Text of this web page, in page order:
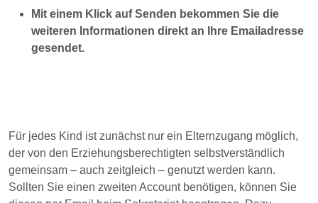
Mit einem Klick auf Senden bekommen Sie die
weiteren Informationen direkt an Ihre Emailadresse
gesendet.
Für jedes Kind ist zunächst nur ein Elternzugang möglich,
der von den Erziehungsberechtigten selbstverständlich
gemeinsam – auch zeitgleich – genutzt werden kann.
Sollten Sie einen zweiten Account benötigen, können Sie